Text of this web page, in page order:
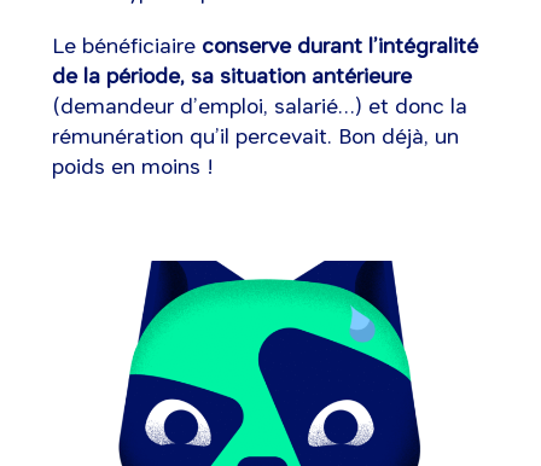
Le bénéficiaire conserve durant l’intégralité
de la période, sa situation antérieure
(demandeur d’emploi, salarié…) et donc la
rémunération qu’il percevait. Bon déjà, un
poids en moins !